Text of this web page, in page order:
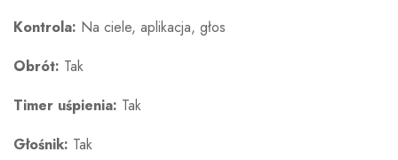
Kontrola: Na ciele, aplikacja, głos
Obrót: Tak
Timer uśpienia: Tak
Głośnik: Tak